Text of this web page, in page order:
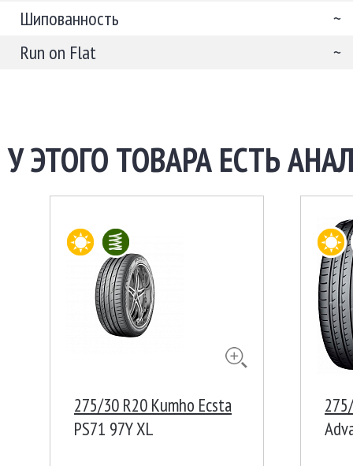
Шипованность
~
Run on Flat
~
У ЭТОГО ТОВАРА ЕСТЬ
275/30 R20 Kumho Ecsta
PS71 97Y XL